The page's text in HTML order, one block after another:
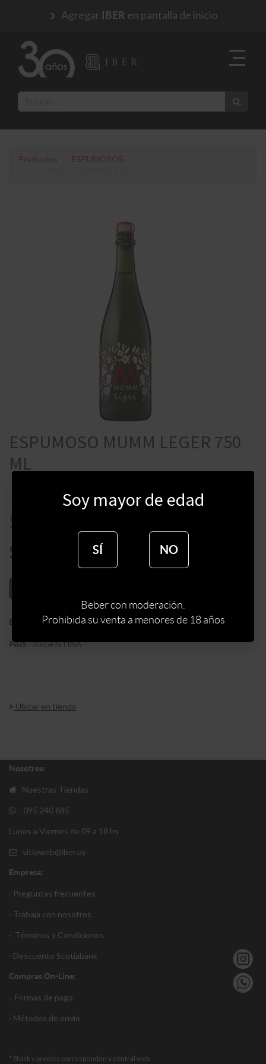
Agregar IBER en pantalla de inicio
Productos
ESPUMOSOS
ESPUMOSO MUMM LEGER 750
ML
$
$
BODEGA:BODEGA MUMM
PAIS:ARGENTINA
Ubicar en tienda
Nosotros:
Nuestras Tiendas
095 240 685
Lunes a Viernes de 09 a 18 hs
sitioweb@iber.uy
Empresa:
· Preguntas frecuentes
· Trabaja con nosotros
· Términos y Condiciones
· Descuento Scotiabank
Compras On-Line:
· Formas de pago
· Métodos de envío
* Stock y precios corresponden a central web
Soy mayor de edad
SÍ NO
Beber con moderación.
Prohibida su venta a menores de 18 años